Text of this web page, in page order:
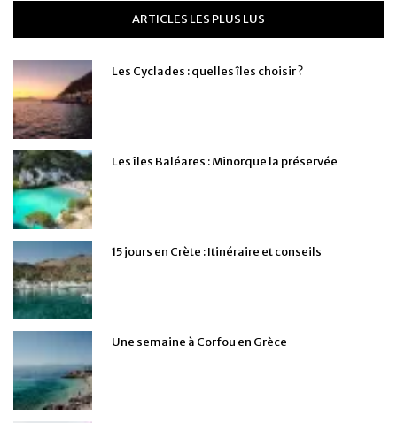
ARTICLES LES PLUS LUS
Les Cyclades : quelles îles choisir ?
Les îles Baléares : Minorque la préservée
15 jours en Crète : Itinéraire et conseils
Une semaine à Corfou en Grèce